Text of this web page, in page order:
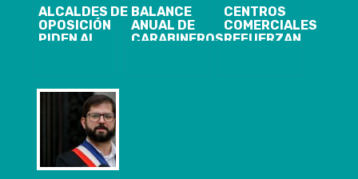
ALCALDES DE
OPOSICIÓN
PIDEN AL
COMBATE DE
DELINCUENCIA
BALANCE
ANUAL DE
CARABINEROS:
CENTROS
COMERCIALES
REFUERZAN